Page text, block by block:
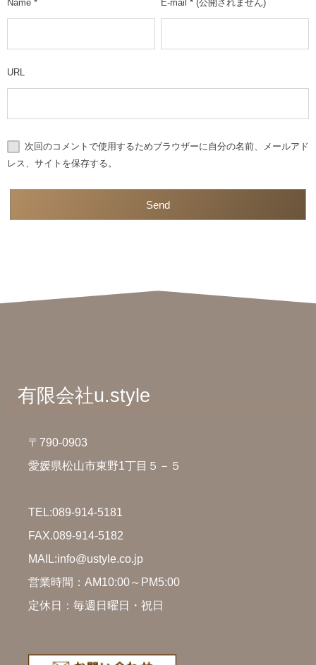
Name * E-mail * (公開されません)
URL
次回のコメントで使用するためブラウザーに自分の名前、メールアド
レス、サイトを保存する。
有限会社u.style
〒790-0903
愛媛県松山市東野1丁目５－５
TEL:089-914-5181
FAX.089-914-5182
MAIL:info@ustyle.co.jp
営業時間：AM10:00～PM5:00
定休日：毎週日曜日・祝日